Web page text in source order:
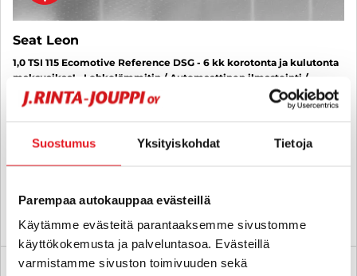
Suostumus Yksityiskohdat Tietoja
Parempaa autokauppaa evästeillä
Käytämme evästeitä parantaaksemme sivustomme
käyttökokemusta ja palveluntasoa. Evästeillä
varmistamme sivuston toimivuuden sekä
Seat Leon
1,0 TSI 115 Ecomotive Reference DSG - 6 kk korotonta ja kulutonta
maksuaikaa! - Lohkolämmitin / Automaattinen ilmastointi /
Metalliväri
11 170 €10 999 €
alk. 137 € / kk
6 kk korotonta ja kulutonta